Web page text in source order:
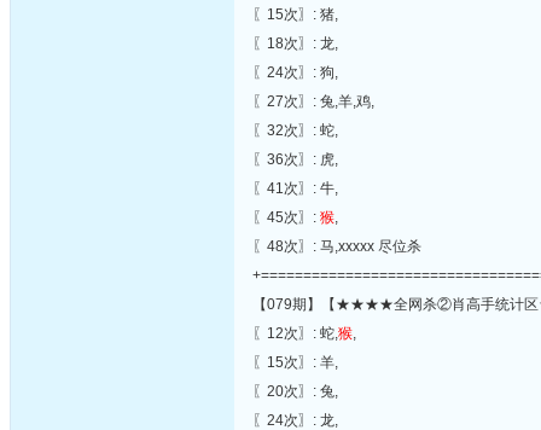
〖15次〗: 猪,
〖18次〗: 龙,
〖24次〗: 狗,
〖27次〗: 兔,羊,鸡,
〖32次〗: 蛇,
〖36次〗: 虎,
〖41次〗: 牛,
〖45次〗: 猴,
〖48次〗: 马,xxxxx 尽位杀
【079期】【★★★★全网杀②肖高手统计
〖12次〗: 蛇,猴,
〖15次〗: 羊,
〖20次〗: 兔,
〖24次〗: 龙,